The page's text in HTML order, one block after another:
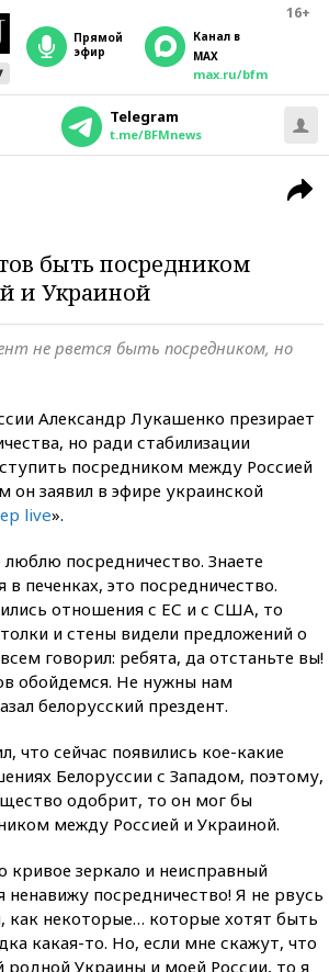
16+
прямой
эфир
Канал в
MAX
max.ru/bfm
Telegram
t.me/BFMnews
быть посредником
и Украиной
не рвется быть посредником, но
Александр Лукашенко презирает
но ради стабилизации
посредником между Россией
он заявил в эфире украинской
live».
люблю посредничество. Знаете
печенках, это посредничество.
отношения с ЕС и с США, то
и стены видели предложений о
говорил: ребята, да отстаньте вы!
обойдемся. Не нужны нам
белорусский прездент.
что сейчас появились кое-какие
Белоруссии с Западом, поэтому,
одобрит, то он мог бы
между Россией и Украиной.
зеркало и неисправный
ненавижу посредничество! Я не рвусь
как некоторые… которые хотят быть
какая-то. Но, если мне скажут, что
родной Украины и моей России, то я